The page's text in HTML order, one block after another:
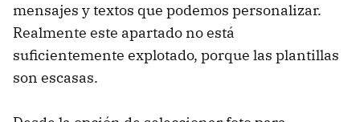
mensajes y textos que podemos personalizar.
Realmente este apartado no está
suficientemente explotado, porque las plantillas
son escasas.